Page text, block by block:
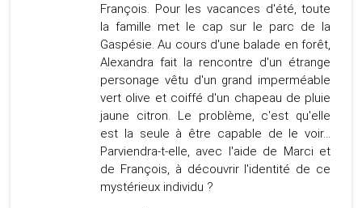
François. Pour les vacances d'été, toute
la famille met le cap sur le parc de la
Gaspésie. Au cours d'une balade en forêt,
Alexandra fait la rencontre d'un étrange
personage vêtu d'un grand imperméable
vert olive et coiffé d'un chapeau de pluie
jaune citron. Le problème, c'est qu'elle
est la seule à être capable de le voir...
Parviendra-t-elle, avec l'aide de Marci et
de François, à découvrir l'identité de ce
mystérieux individu ?